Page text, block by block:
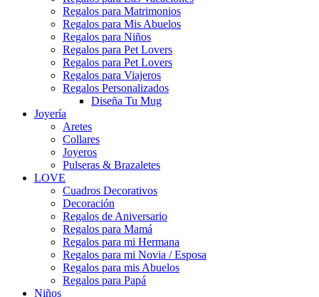
Regalos para Matrimonios
Regalos para Mis Abuelos
Regalos para Niños
Regalos para Pet Lovers
Regalos para Pet Lovers
Regalos para Viajeros
Regalos Personalizados
Diseña Tu Mug
Joyería
Aretes
Collares
Joyeros
Pulseras & Brazaletes
LOVE
Cuadros Decorativos
Decoración
Regalos de Aniversario
Regalos para Mamá
Regalos para mi Hermana
Regalos para mi Novia / Esposa
Regalos para mis Abuelos
Regalos para Papá
Niños